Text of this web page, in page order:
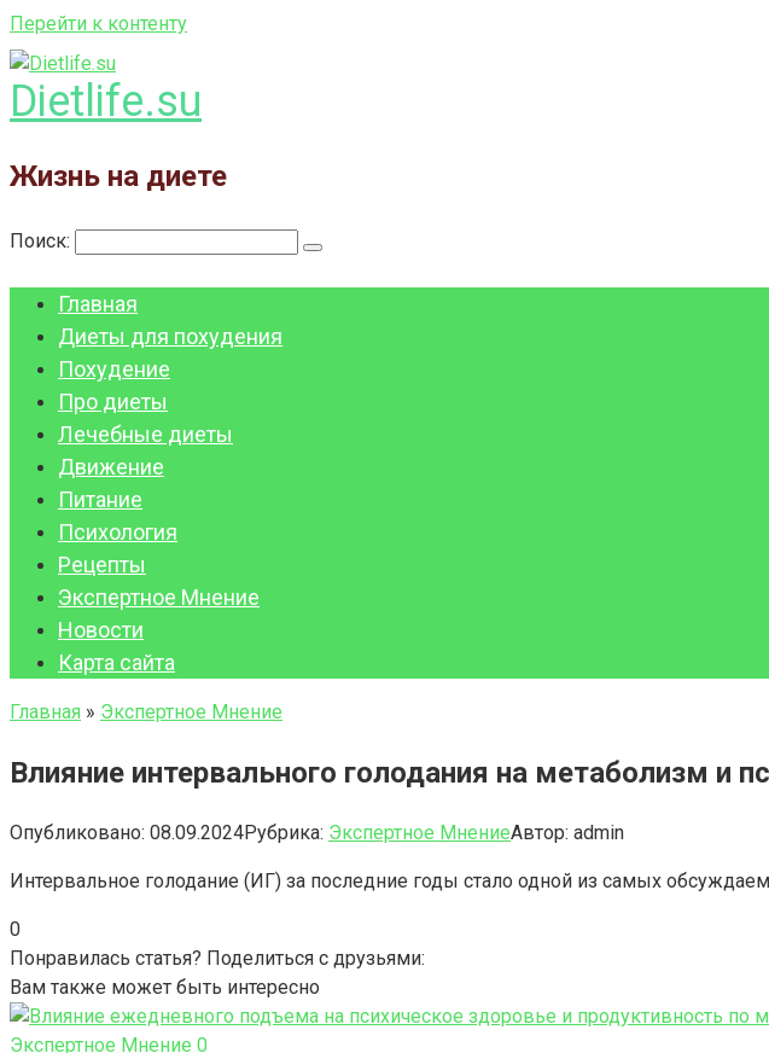
Перейти к контенту
Dietlife.su
Жизнь на диете
Поиск:
Главная
Диеты для похудения
Похудение
Про диеты
Лечебные диеты
Движение
Питание
Психология
Рецепты
Экспертное Мнение
Новости
Карта сайта
Главная » Экспертное Мнение
Влияние интервального голодания на метаболизм и
Опубликовано: 08.09.2024Рубрика: Экспертное МнениеАвтор: admin
Интервальное голодание (ИГ) за последние годы стало одной из самых
0
Понравилась статья? Поделиться с друзьями:
Вам также может быть интересно
Экспертное Мнение 0